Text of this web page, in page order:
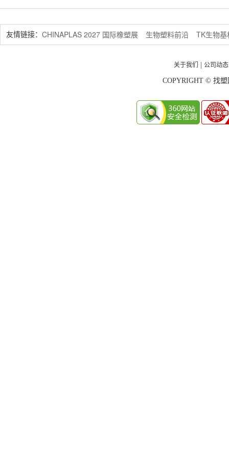
友情链接： CHINAPLAS 2027 国际橡塑展 生物塑料前沿 TK生物
关于我们 公司动态
COPYRIGHT © 找塑